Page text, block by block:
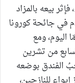
بيعه بالمزاد
في جائحة كورونا
اليوم، ومع
من تشرين
الفندق بوضعه